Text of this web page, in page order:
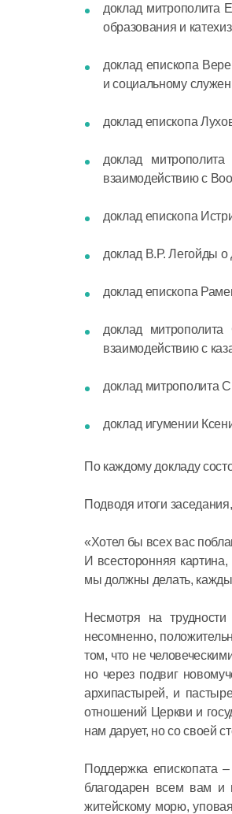
доклад митрополита
образования и
доклад епископа
и социальному
доклад епископа
доклад
взаимодействию с
доклад епископа
доклад В.Р. Легойды
доклад епископа
доклад
взаимодействию с
доклад митрополита
доклад игумении
По каждому докладу
Подводя итоги
«Хотел бы всех вас
И всесторонняя
мы должны делать,
Несмотря на
несомненно,
том, что не
но через подвиг
архипастырей, и
отношений Церкви и
нам дарует, но со своей
Поддержка епископата
благодарен всем вам
житейскому морю,